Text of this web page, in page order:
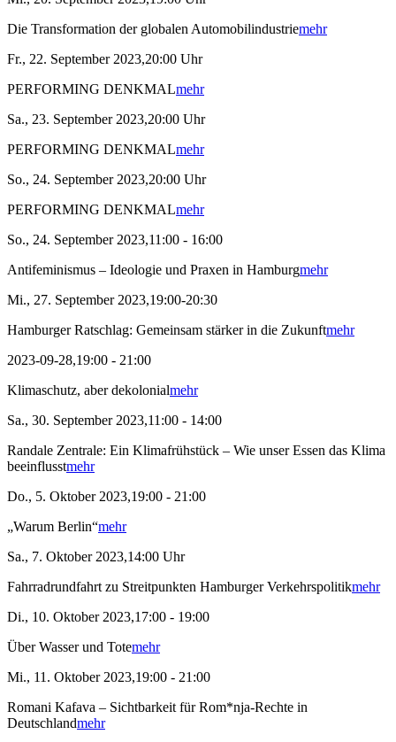
Die Transformation der globalen Automobilindustriemehr
Fr., 22. September 2023,20:00 Uhr
PERFORMING DENKMALmehr
Sa., 23. September 2023,20:00 Uhr
PERFORMING DENKMALmehr
So., 24. September 2023,20:00 Uhr
PERFORMING DENKMALmehr
So., 24. September 2023,11:00 - 16:00
Antifeminismus – Ideologie und Praxen in Hamburgmehr
Mi., 27. September 2023,19:00-20:30
Hamburger Ratschlag: Gemeinsam stärker in die Zukunftmehr
2023-09-28,19:00 - 21:00
Klimaschutz, aber dekolonialmehr
Sa., 30. September 2023,11:00 - 14:00
Randale Zentrale: Ein Klimafrühstück – Wie unser Essen das Klima
beeinflusstmehr
Do., 5. Oktober 2023,19:00 - 21:00
„Warum Berlin“mehr
Sa., 7. Oktober 2023,14:00 Uhr
Fahrradrundfahrt zu Streitpunkten Hamburger Verkehrspolitikmehr
Di., 10. Oktober 2023,17:00 - 19:00
Über Wasser und Totemehr
Mi., 11. Oktober 2023,19:00 - 21:00
Romani Kafava – Sichtbarkeit für Rom*nja-Rechte in
Deutschlandmehr